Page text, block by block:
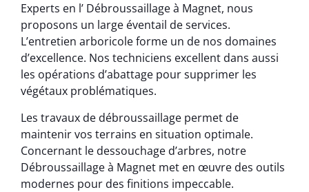
Experts en l’ Débroussaillage à Magnet, nous
proposons un large éventail de services.
L’entretien arboricole forme un de nos domaines
d’excellence. Nos techniciens excellent dans aussi
les opérations d’abattage pour supprimer les
végétaux problématiques.
Les travaux de débroussaillage permet de
maintenir vos terrains en situation optimale.
Concernant le dessouchage d’arbres, notre
Débroussaillage à Magnet met en œuvre des outils
modernes pour des finitions impeccable.